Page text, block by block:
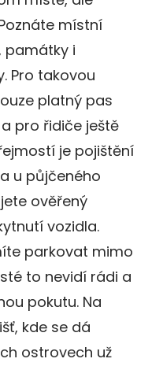
místní
památky i
Pro takovou
platný pas
pro řidiče ještě
je pojištění
u půjčeného
ověřený
vozidla.
parkovat mimo
to nevidí rádi a
pokutu. Na
kde se dá
ostrovech už